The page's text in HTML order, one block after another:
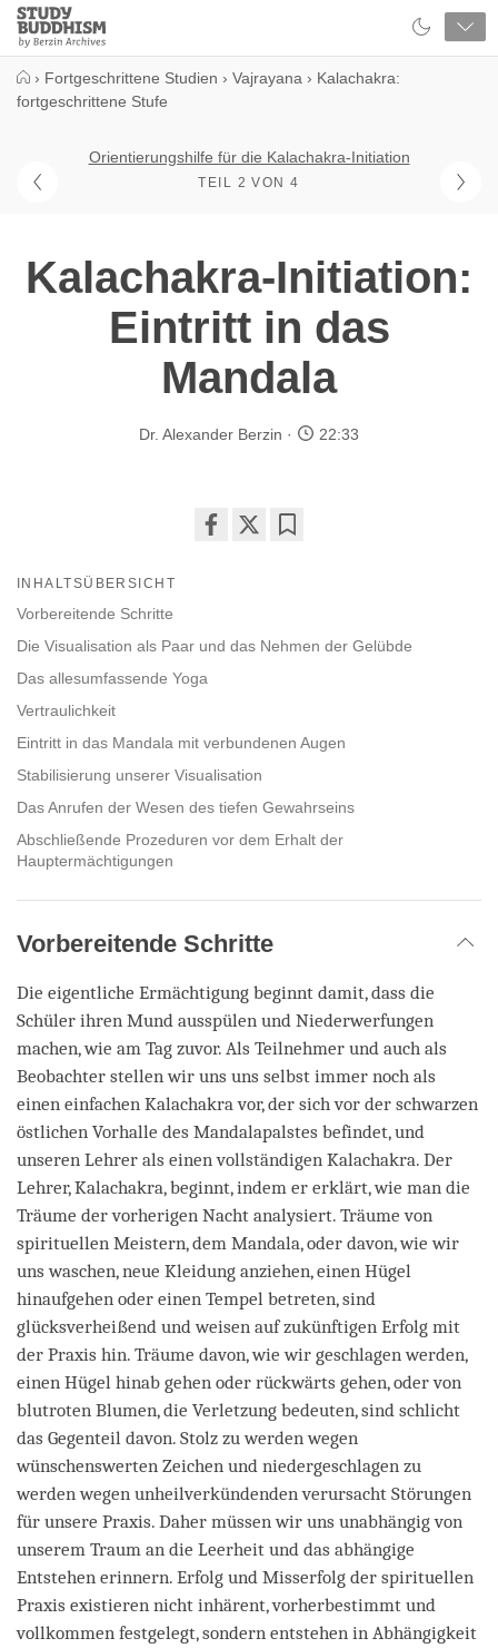
Close
Study
Buddhism
› Fortgeschrittene Studien › Vajrayana › Kalachakra:
fortgeschrittene Stufe
Orientierungshilfe für die Kalachakra-Initiation
TEIL 2 VON 4
Kalachakra-Initiation:
Eintritt in das
Mandala
Dr. Alexander Berzin 22:33
INHALTSÜBERSICHT
Vorbereitende Schritte
Die Visualisation als Paar und das Nehmen der Gelübde
Das allesumfassende Yoga
Vertraulichkeit
Eintritt in das Mandala mit verbundenen Augen
Stabilisierung unserer Visualisation
Das Anrufen der Wesen des tiefen Gewahrseins
Abschließende Prozeduren vor dem Erhalt der
Hauptermächtigungen
Vorbereitende Schritte
Die eigentliche Ermächtigung beginnt damit, dass die
Schüler ihren Mund ausspülen und Niederwerfungen
machen, wie am Tag zuvor. Als Teilnehmer und auch als
Beobachter stellen wir uns uns selbst immer noch als
einen einfachen Kalachakra vor, der sich vor der schwarzen
östlichen Vorhalle des Mandalapalstes befindet, und
unseren Lehrer als einen vollständigen Kalachakra. Der
Lehrer, Kalachakra, beginnt, indem er erklärt, wie man die
Träume der vorherigen Nacht analysiert. Träume von
spirituellen Meistern, dem Mandala, oder davon, wie wir
uns waschen, neue Kleidung anziehen, einen Hügel
hinaufgehen oder einen Tempel betreten, sind
glücksverheißend und weisen auf zukünftigen Erfolg mit
der Praxis hin. Träume davon, wie wir geschlagen werden,
einen Hügel hinab gehen oder rückwärts gehen, oder von
blutroten Blumen, die Verletzung bedeuten, sind schlicht
das Gegenteil davon. Stolz zu werden wegen
wünschenswerten Zeichen und niedergeschlagen zu
werden wegen unheilverkündenden verursacht Störungen
für unsere Praxis. Daher müssen wir uns unabhängig von
unserem Traum an die Leerheit und das abhängige
Entstehen erinnern. Erfolg und Misserfolg der spirituellen
Praxis existieren nicht inhärent, vorherbestimmt und
vollkommen festgelegt, sondern entstehen in Abhängigkeit